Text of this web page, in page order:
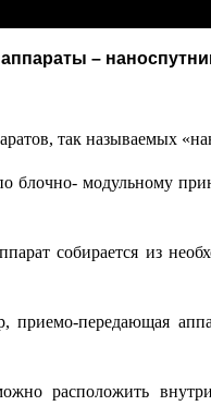
–
так называемых
блочно- модульному
собирается из
передающая
расположить